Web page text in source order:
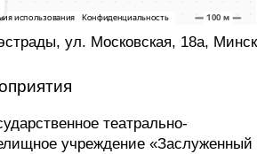
ул. Московская, 18а, Минск
театрально-
учреждение «Заслуженный